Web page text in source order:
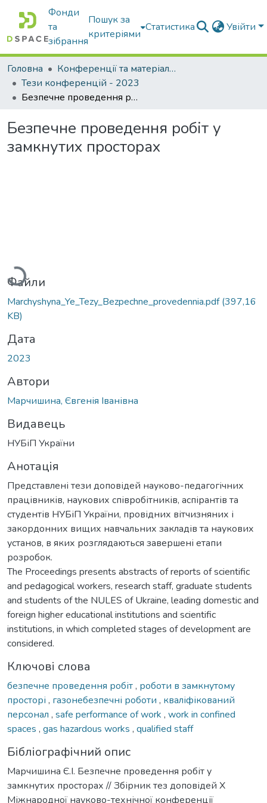
Фонди
та
зібрання
Пошук за
критеріями
Статистика Увійти
Головна
Конференції та матеріали конференцій
Тези конференцій - 2023
Безпечне проведення робіт у замкнутих просторах
Безпечне проведення робіт у
замкнутих просторах
Вантажиться...
Файли
Marchyshyna_Ye_Tezy_Bezpechne_provedennia.pdf(397,16
KB)
Дата
2023
Автори
Марчишина, Євгенія Іванівна
Видавець
НУБіП України
Анотація
Представлені тези доповідей науково-педагогічних
працівників, наукових співробітників, аспірантів та
студентів НУБіП України, провідних вітчизняних і
закордонних вищих навчальних закладів та наукових
установ, в яких розглядаються завершені етапи
розробок.
The Proceedings presents abstracts of reports of scientific
and pedagogical workers, research staff, graduate students
and students of the NULES of Ukraine, leading domestic and
foreign higher educational institutions and scientific
institutions, in which completed stages of development are
considered.
Ключові слова
безпечне проведення робіт, роботи в замкнутому
просторі , газонебезпечні роботи , кваліфікований
персонал , safe performance of work , work in confined
spaces , gas hazardous works , qualified staff
Бібліографічний опис
Марчишина Є.І. Безпечне проведення робіт у
замкнутих просторах // Збірник тез доповідей Х
Міжнародної науково-технічної конференції